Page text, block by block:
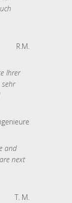
R.M.
Ihrer
sehr
and
next
T. M.